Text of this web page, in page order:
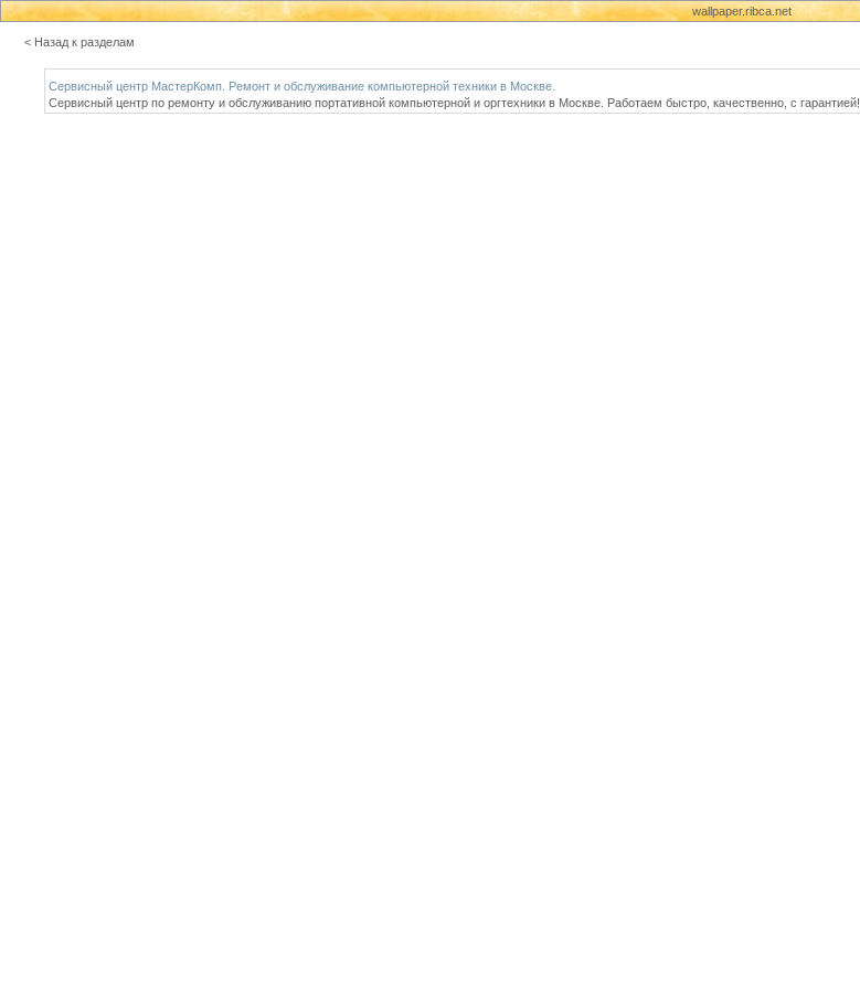
wallpaper.ribca.net
< Назад к разделам
Сервисный центр МастерКомп. Ремонт и обслуживание компьютерной техники в Москве.
Сервисный центр по ремонту и обслуживанию портативной компьютерной и оргтехники в Москве. Работаем быстро, качественно, с гарантией!